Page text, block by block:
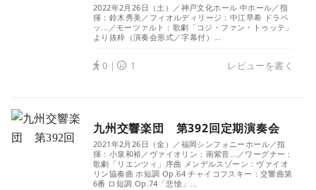
2022年2月26日（土）／神戸文化ホール 中ホール／指
揮：鈴木秀美／フィオルディリージ：中江早希 ドラベ
ッ...／モーツァルト：歌劇「コジ・ファン・トゥッテ」
より抜粋（演奏会形式／字幕付）...
0｜ 1 レビューを書く
九州交響楽団 第392回定期演奏会
2021年2月26日（金）／福岡シンフォニーホール／指
揮：小泉和裕／ヴァイオリン：南紫音...／ワーグナー：
歌劇「リエンツィ」序曲 メンデルスゾーン：ヴァイオ
リン協奏曲 ホ短調 Op.64 チャイコフスキー：交響曲第
6番 ロ短調 Op.74「悲愴」...